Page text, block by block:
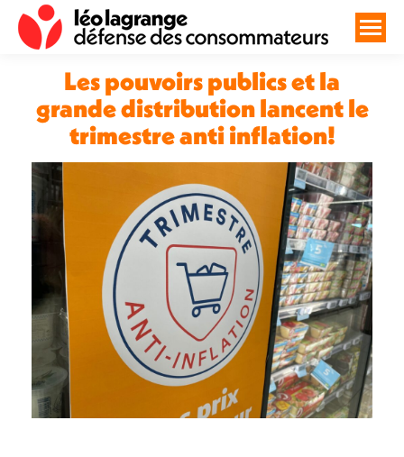
Les pouvoirs publics et la
grande distribution lancent le
trimestre anti inflation!
Vous êtes ici :